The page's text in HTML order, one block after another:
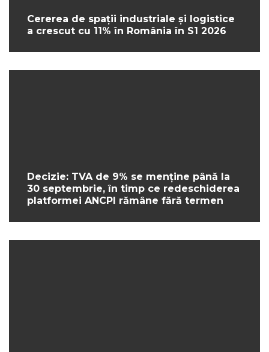
Cererea de spații industriale și logistice
a crescut cu 11% în România în S1 2026
Decizie: TVA de 9% se menține până la
30 septembrie, în timp ce redeschiderea
platformei ANCPI rămâne fără termen